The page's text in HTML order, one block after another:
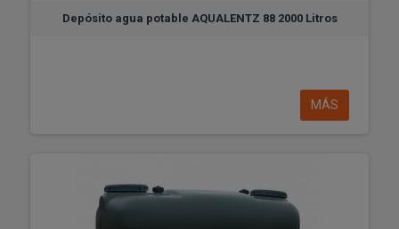
Depósito agua potable AQUALENTZ 88 2000 Litros
MÁS